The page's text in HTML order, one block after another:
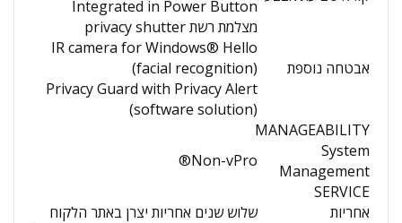
Integrated in Power Button
אבטחה נוספת
מצלמת רשת privacy shutter
IR camera for Windows® Hello
(facial recognition)
Privacy Guard with Privacy Alert
(software solution)
MANAGEABILITY
System
Management
Non-vPro®
SERVICE
אחריות
שלוש שנים אחריות יצרן באתר הלקוח